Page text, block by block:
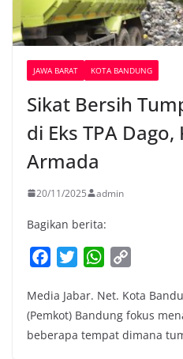
JAWA BARAT KOTA BANDUNG
Sikat Bersih
di Eks TPA
Armada
20/11/2025 admin
Bagikan berita:
c
e
b
i
t
t
W
a
t
s
p
y
L
Media Jabar. Net. Kota
(Pemkot) Bandung fokus
beberapa tempat dimana